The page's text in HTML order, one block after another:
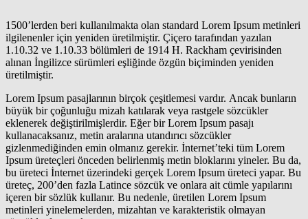
1500’lerden beri kullanılmakta olan standard Lorem Ipsum metinleri
ilgilenenler için yeniden üretilmiştir. Çiçero tarafından yazılan
1.10.32 ve 1.10.33 bölümleri de 1914 H. Rackham çevirisinden
alınan İngilizce sürümleri eşliğinde özgün biçiminden yeniden
üretilmiştir.
Lorem Ipsum pasajlarının birçok çeşitlemesi vardır. Ancak bunların
büyük bir çoğunluğu mizah katılarak veya rastgele sözcükler
eklenerek değiştirilmişlerdir. Eğer bir Lorem Ipsum pasajı
kullanacaksanız, metin aralarına utandırıcı sözcükler
gizlenmediğinden emin olmanız gerekir. İnternet’teki tüm Lorem
Ipsum üreteçleri önceden belirlenmiş metin bloklarını yineler. Bu da,
bu üreteci İnternet üzerindeki gerçek Lorem Ipsum üreteci yapar. Bu
üreteç, 200’den fazla Latince sözcük ve onlara ait cümle yapılarını
içeren bir sözlük kullanır. Bu nedenle, üretilen Lorem Ipsum
metinleri yinelemelerden, mizahtan ve karakteristik olmayan